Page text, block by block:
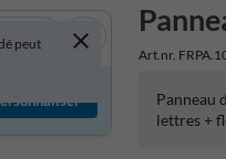
Art.nr.
peut
en 3D
Panneau
lettres +